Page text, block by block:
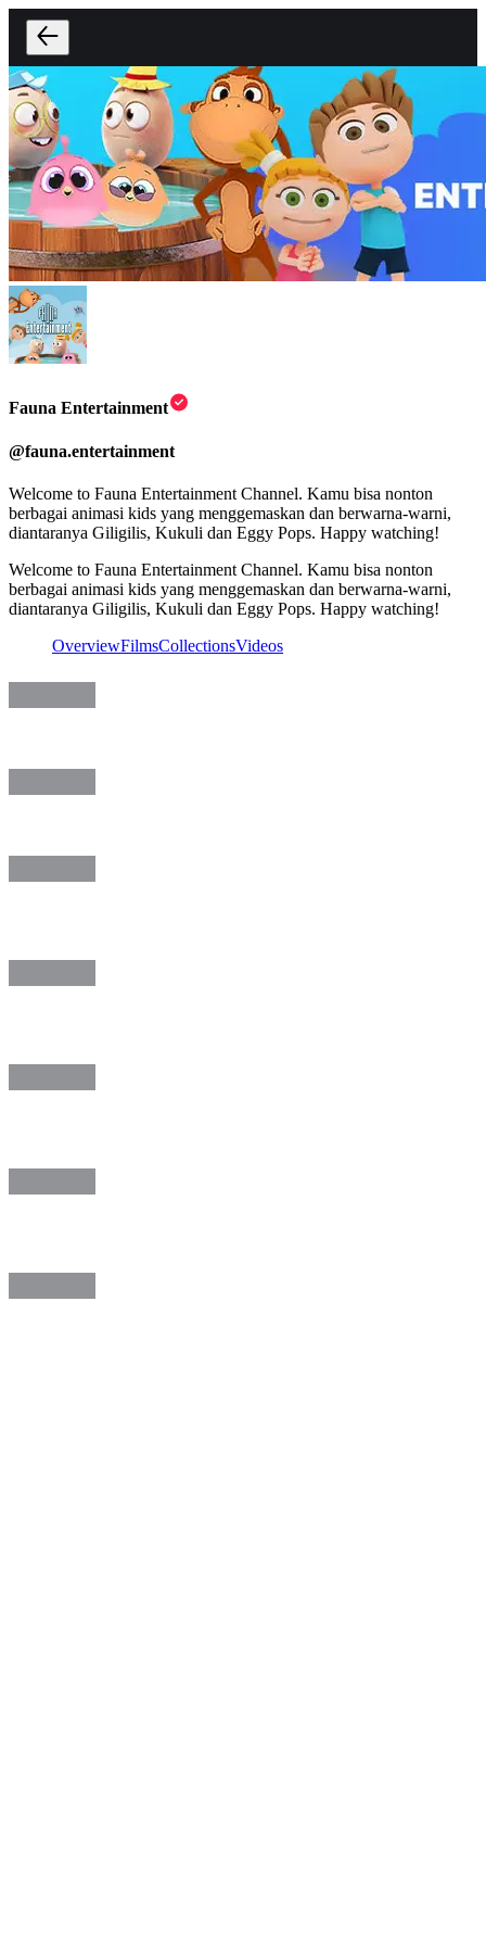
Fauna Entertainment
@fauna.entertainment
Welcome to Fauna Entertainment Channel. Kamu bisa nonton
berbagai animasi kids yang menggemaskan dan berwarna-warni,
diantaranya Giligilis, Kukuli dan Eggy Pops. Happy watching!
Welcome to Fauna Entertainment Channel. Kamu bisa nonton
berbagai animasi kids yang menggemaskan dan berwarna-warni,
diantaranya Giligilis, Kukuli dan Eggy Pops. Happy watching!
OverviewFilmsCollectionsVideos